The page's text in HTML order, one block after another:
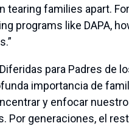
families apart.
programs like DAPA,
para Padres de
importancia de
y enfocar
Por generaciones, el